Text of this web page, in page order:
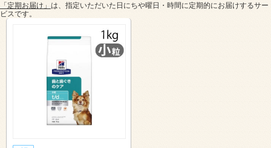
「定期お届け」 は、指定いただいた日にちや曜日・時間に定期的にお届けするサー
ビスです。